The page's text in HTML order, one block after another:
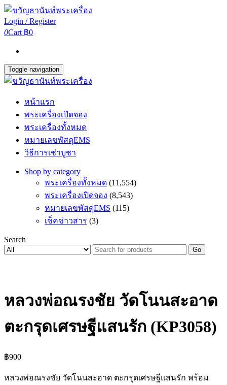
Login / Register
0Cart ฿0
Toggle navigation
หน้าแรก
พระเครื่องเปิดจอง
พระเครื่องทั้งหมด
หมายเลขพัสดุEMS
วิธีการเช่าบูชา
Shop by category
พระเครื่องทั้งหมด (11,554)
พระเครื่องเปิดจอง (8,543)
หมายเลขพัสดุEMS (115)
เช็คข่าวสาร (3)
Search
Go
หลวงพ่อณรงชัย วัดโนนสะอาด
ตะกรุดเศรษฐีแสนรัก (KP3058)
฿900
หลวงพ่อณรงชัย วัดโนนสะอาด ตะกรุดเศรษฐีแสนรัก พร้อม